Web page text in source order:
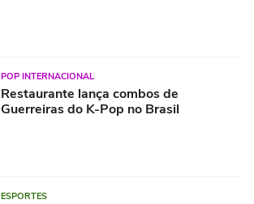
POP INTERNACIONAL
Restaurante lança combos de
Guerreiras do K-Pop no Brasil
ESPORTES